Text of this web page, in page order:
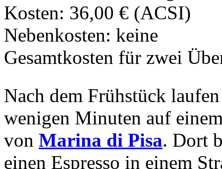
Kosten: 36,00 € (ACSI)
Nebenkosten: keine
Gesamtkosten für zwei
Nach dem Frühstück
wenigen Minuten auf
von Marina di Pisa. Dort
einen Espresso in einem